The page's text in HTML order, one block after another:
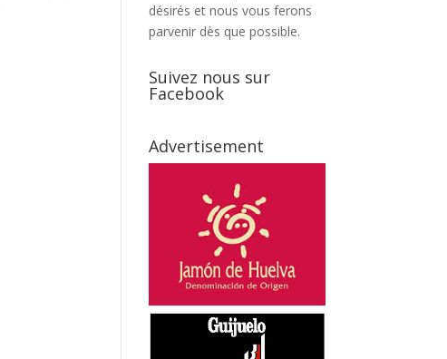
désirés et nous vous ferons
parvenir dès que possible.
Suivez nous sur
Facebook
Advertisement